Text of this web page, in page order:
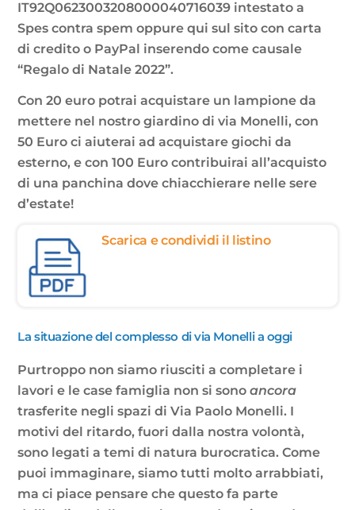
IT92Q0623003208000040716039 intestato a
Spes contra spem oppure qui sul sito con carta
di credito o PayPal inserendo come causale
“Regalo di Natale 2022”.
Con 20 euro potrai acquistare un lampione da
mettere nel nostro giardino di via Monelli, con
50 Euro ci aiuterai ad acquistare giochi da
esterno, e con 100 Euro contribuirai all’acquisto
di una panchina dove chiacchierare nelle sere
d’estate!
Scarica e condividi il listino
La situazione del complesso di via Monelli a oggi
Purtroppo non siamo riusciti a completare i
lavori e le case famiglia non si sonoancora
trasferite negli spazi di Via Paolo Monelli. I
motivi del ritardo, fuori dalla nostra volontà,
sono legati a temi di natura burocratica. Come
puoi immaginare, siamo tutti molto arrabbiati,
ma ci piace pensare che questo fa parte